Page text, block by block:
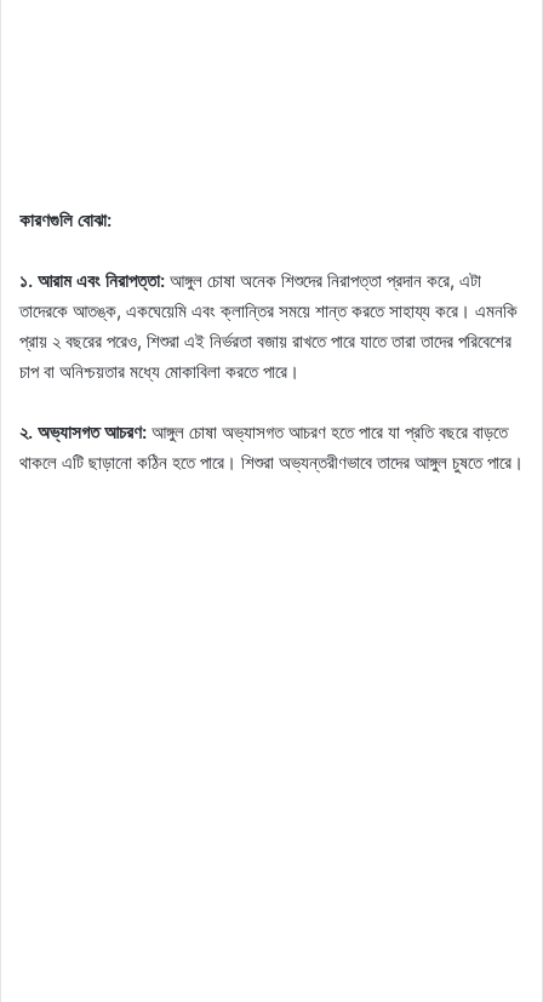
কারণগুলি বোঝা:
১. আরাম এবং নিরাপত্তা: আঙ্গুল চোষা অনেক শিশুদের নিরাপত্তা প্রদান করে, এটা
তাদেরকে আতঙ্ক, একঘেয়েমি এবং ক্লান্তির সময়ে শান্ত করতে সাহায্য করে। এমনকি
প্রায় ২ বছরের পরেও, শিশুরা এই নির্ভরতা বজায় রাখতে পারে যাতে তারা তাদের পরিবেশের
চাপ বা অনিশ্চয়তার মধ্যে মোকাবিলা করতে পারে।
২. অভ্যাসগত আচরণ: আঙ্গুল চোষা অভ্যাসগত আচরণ হতে পারে যা প্রতি বছরে বাড়তে
থাকলে এটি ছাড়ানো কঠিন হতে পারে। শিশুরা অভ্যন্তরীণভাবে তাদের আঙ্গুল চুষতে পারে।